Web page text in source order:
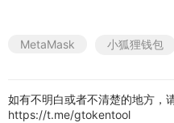
MetaMask 小狐狸钱包
如有不明白或者不清楚的地方，
https://t.me/gtokentool